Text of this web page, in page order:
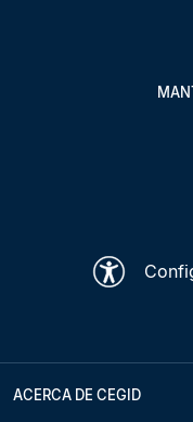
ACERCA DE CEGID